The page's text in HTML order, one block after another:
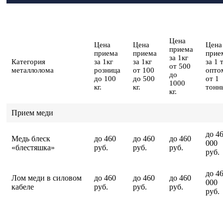
Категория
металлолома
Цена
приема
за 1кг
розница
до 100
кг.
Цена
приема
за 1кг
от 100
до 500
кг.
Цена
приема
за 1кг
от 500
до
1000
кг.
Цена
за 1
от 1
Прием меди
Медь блеск
«блестяшка»
до 460
руб.
до 460
руб.
до 460
руб.
до
000
руб.
Лом меди в силовом
кабеле
до 460
руб.
до 460
руб.
до 460
руб.
до
000
руб.